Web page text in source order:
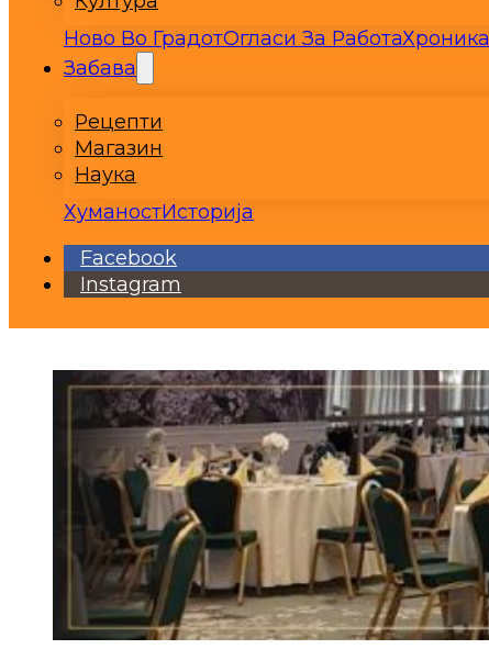
Ново Во ГрадотОгласи За РаботаХроника
Забава
Рецепти
Магазин
Наука
ХуманостИсторија
Facebook
Instagram